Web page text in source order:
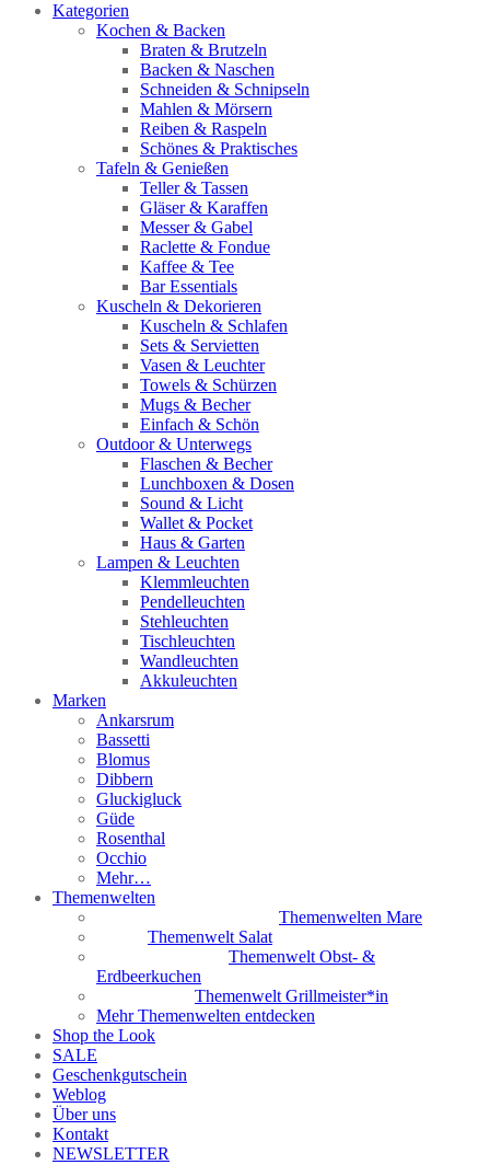
Kategorien
Kochen & Backen
Braten & Brutzeln
Backen & Naschen
Schneiden & Schnipseln
Mahlen & Mörsern
Reiben & Raspeln
Schönes & Praktisches
Tafeln & Genießen
Teller & Tassen
Gläser & Karaffen
Messer & Gabel
Raclette & Fondue
Kaffee & Tee
Bar Essentials
Kuscheln & Dekorieren
Kuscheln & Schlafen
Sets & Servietten
Vasen & Leuchter
Towels & Schürzen
Mugs & Becher
Einfach & Schön
Outdoor & Unterwegs
Flaschen & Becher
Lunchboxen & Dosen
Sound & Licht
Wallet & Pocket
Haus & Garten
Lampen & Leuchten
Klemmleuchten
Pendelleuchten
Stehleuchten
Tischleuchten
Wandleuchten
Akkuleuchten
Marken
Ankarsrum
Bassetti
Blomus
Dibbern
Gluckigluck
Güde
Rosenthal
Occhio
Mehr…
Themenwelten
Themenwelten Mare
Themenwelt Salat
Themenwelt Obst- &
Erdbeerkuchen
Themenwelt Grillmeister*in
Mehr Themenwelten entdecken
Shop the Look
SALE
Geschenkgutschein
Weblog
Über uns
Kontakt
NEWSLETTER